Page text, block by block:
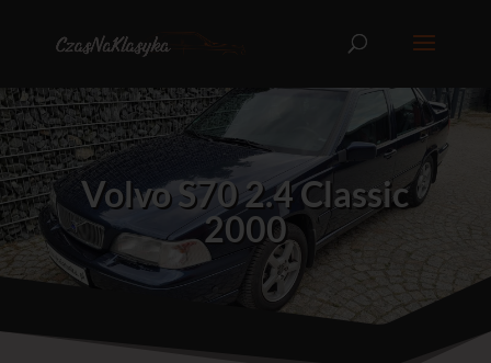
Volvo S70 2.4 Classic
2000